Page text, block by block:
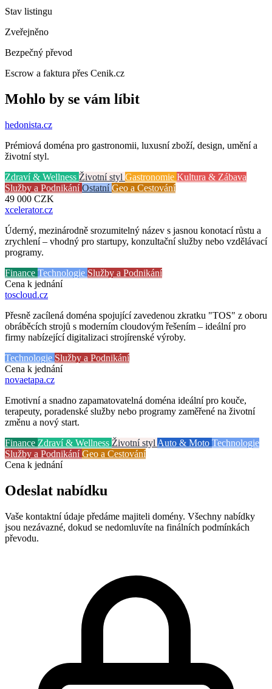
Stav listingu
Zveřejněno
Bezpečný převod
Escrow a faktura přes Cenik.cz
Mohlo by se vám líbit
hedonista.cz
Prémiová doména pro gastronomii, luxusní zboží, design, umění a
životní styl.
Zdraví & Wellness Životní styl Gastronomie Kultura & Zábava
Služby a PodnikáníOstatníGeo a Cestování
49 000 CZK
xcelerator.cz
Úderný, mezinárodně srozumitelný název s jasnou konotací růstu a
zrychlení – vhodný pro startupy, konzultační služby nebo vzdělávací
programy.
Finance Technologie Služby a Podnikání
Cena k jednání
toscloud.cz
Přesně zacílená doména spojující zavedenou zkratku "TOS" z oboru
obráběcích strojů s moderním cloudovým řešením – ideální pro
firmy nabízející digitalizaci strojírenské výroby.
Technologie Služby a Podnikání
Cena k jednání
novaetapa.cz
Emotivní a snadno zapamatovatelná doména ideální pro kouče,
terapeuty, poradenské služby nebo programy zaměřené na životní
změnu a nový start.
Finance Zdraví & Wellness Životní styl Auto & Moto Technologie
Služby a PodnikáníGeo a Cestování
Cena k jednání
Odeslat nabídku
Vaše kontaktní údaje předáme majiteli domény. Všechny nabídky
jsou nezávazné, dokud se nedomluvíte na finálních podmínkách
převodu.